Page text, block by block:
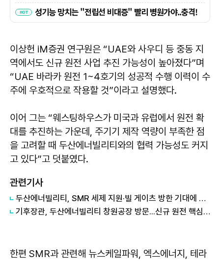
이상헌 iM증권 연구원은 “UAE와 사우디 등 중동 지
역에서도 신규 원전 사업 추진 가능성이 높아졌다”며
“UAE 바라카 원전 1~4호기의 성공적 수행 이력이 수
주에 우호적으로 작용할 것”이라고 설명했다.
이어 그는 “웨스팅하우스가 미국과 유럽에서 원전 확
대를 추진하는 가운데, 주기기 제작 역량이 부족한 점
을 고려할 때 두산에너빌리티와의 협력 가능성도 커지
고 있다”고 덧붙였다.
관련기사
두산에너빌리티, SMR 세제 지원·빌 게이츠 방한 기대에 5%대 강세
기후장관, 두산에너빌리티 창원공장 방문...신규 원전 핵심기기 점검
한편 SMR과 관련해 뉴스케일파워, 엑스에너지, 테라